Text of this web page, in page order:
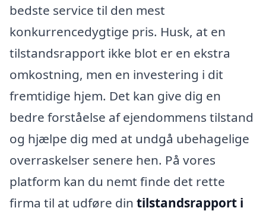
bedste service til den mest
konkurrencedygtige pris. Husk, at en
tilstandsrapport ikke blot er en ekstra
omkostning, men en investering i dit
fremtidige hjem. Det kan give dig en
bedre forståelse af ejendommens tilstand
og hjælpe dig med at undgå ubehagelige
overraskelser senere hen. På vores
platform kan du nemt finde det rette
firma til at udføre din tilstandsrapport i